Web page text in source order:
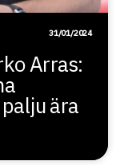
31/01/2024
Arras:
ära